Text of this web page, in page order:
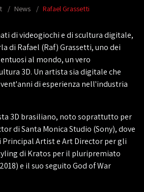
News Rafael Grassetti
di videogiochi e di scultura digitale,
di Rafael (Raf) Grassetti, uno dei
al mondo, un vero
3D. Un artista sia digitale che
di esperienza nell'industria
3D brasiliano, noto soprattutto per
di Santa Monica Studio (Sony), dove
Artist e Art Director per gli
di Kratos per il pluripremiato
e il suo seguito God of War